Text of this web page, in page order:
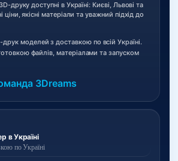
в Україні
по Україні
друку доступні в Україні: Києві, Львові та
ціни, якісні матеріали та уважний підхід до
моделей з доставкою по всій Україні.
файлів, матеріалами та запуском
3Dreams